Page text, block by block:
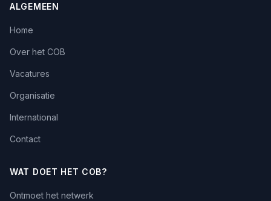
ALGEMEEN
Home
Over het COB
Vacatures
Organisatie
International
Contact
WAT DOET HET COB?
Ontmoet het netwerk